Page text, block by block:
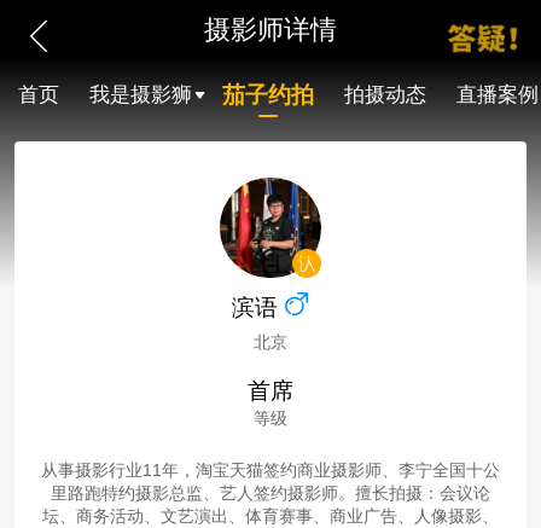
摄影师详情
首页 我是摄影狮 茄子约拍 拍摄动态 直播案例
滨语
北京
首席
等级
从事摄影行业11年，淘宝天猫签约商业摄影师、李宁全国十公
里路跑特约摄影总监、艺人签约摄影师。擅长拍摄：会议论
坛、商务活动、文艺演出、体育赛事、商业广告、人像摄影、